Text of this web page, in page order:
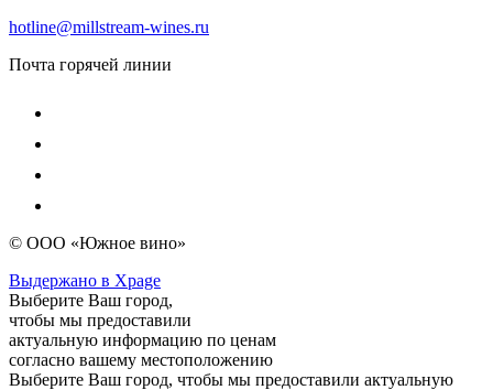
hotline@millstream-wines.ru
Почта горячей линии
© ООО «Южное вино»
Выдержано в Xpage
Выберите Ваш город,
чтобы мы предоставили
актуальную информацию по ценам
согласно вашему местоположению
Выберите Ваш город, чтобы мы предоставили актуальную